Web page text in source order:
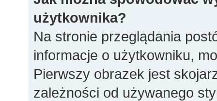
użytkownika?
Na stronie przeglądania
informacje o użytkowniku,
Pierwszy obrazek jest
zależności od używanego